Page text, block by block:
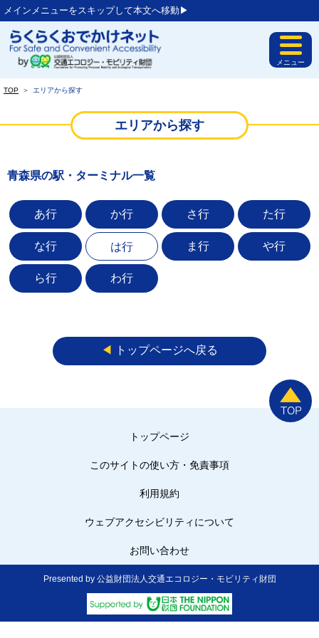
メインメニューをスキップして本文へ移動▶︎
メニュー
TOP ＞ エリアから探す
エリアから探す
青森県の駅・ターミナル一覧
あ行 か行 さ行 た行
な行 は行 ま行 や行
ら行 わ行
◀︎ トップページへ戻る
トップページ
このサイトの使い方・免責事項
利用規約
ウェブアクセシビリティについて
お問い合わせ
Presented by 公益財団法人交通エコロジー・モビリティ財団